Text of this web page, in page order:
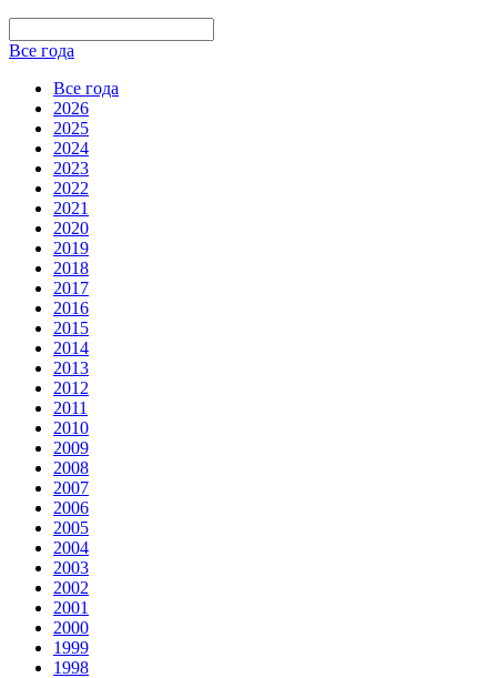
Все года
Все года
2026
2025
2024
2023
2022
2021
2020
2019
2018
2017
2016
2015
2014
2013
2012
2011
2010
2009
2008
2007
2006
2005
2004
2003
2002
2001
2000
1999
1998